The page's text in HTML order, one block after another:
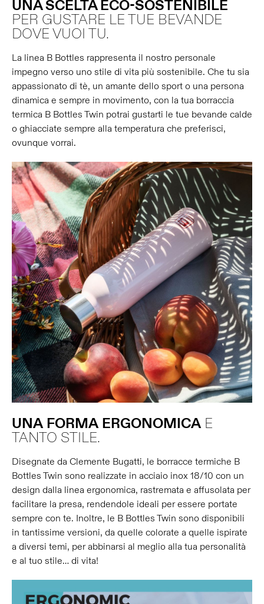
UNA SCELTA ECO-SOSTENIBILE
PER GUSTARE LE TUE BEVANDE
DOVE VUOI TU.
La linea B Bottles rappresenta il nostro personale
impegno verso uno stile di vita più sostenibile. Che tu sia
appassionato di tè, un amante dello sport o una persona
dinamica e sempre in movimento, con la tua borraccia
termica B Bottles Twin potrai gustarti le tue bevande calde
o ghiacciate sempre alla temperatura che preferisci,
ovunque vorrai.
UNA FORMA ERGONOMICAE
TANTO STILE.
Disegnate da Clemente Bugatti, le borracce termiche B
Bottles Twin sono realizzate in acciaio inox 18/10 con un
design dalla linea ergonomica, rastremata e affusolata per
facilitare la presa, rendendole ideali per essere portate
sempre con te. Inoltre, le B Bottles Twin sono disponibili
in tantissime versioni, da quelle colorate a quelle ispirate
a diversi temi, per abbinarsi al meglio alla tua personalità
e al tuo stile… di vita!